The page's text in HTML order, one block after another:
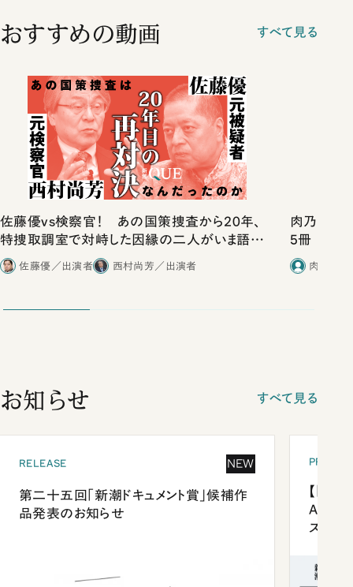
おすすめの動画 すべて見る
佐藤優vs検察官！ あの国策捜査から20年、
特捜取調室で対峙した因縁の二人がいま語り
合ったこと
佐藤優／出演者 西村尚芳／出演者
肉乃小路
5冊
肉乃小路
お知らせ すべて見る
RELEASE NEW
第二十五回「新潮ドキュメント賞」候補作
品発表のお知らせ
【「新
ズプレ